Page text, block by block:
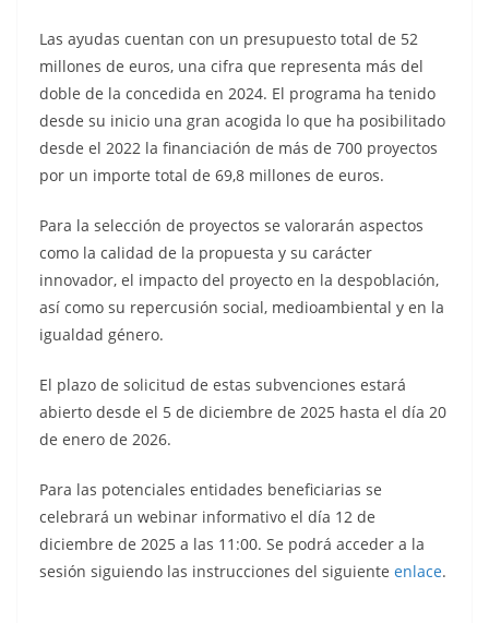
Las ayudas cuentan con un presupuesto total de 52
millones de euros, una cifra que representa más del
doble de la concedida en 2024. El programa ha tenido
desde su inicio una gran acogida lo que ha posibilitado
desde el 2022 la financiación de más de 700 proyectos
por un importe total de 69,8 millones de euros.
Para la selección de proyectos se valorarán aspectos
como la calidad de la propuesta y su carácter
innovador, el impacto del proyecto en la despoblación,
así como su repercusión social, medioambiental y en la
igualdad género.
El plazo de solicitud de estas subvenciones estará
abierto desde el 5 de diciembre de 2025 hasta el día 20
de enero de 2026.
Para las potenciales entidades beneficiarias se
celebrará un webinar informativo el día 12 de
diciembre de 2025 a las 11:00. Se podrá acceder a la
sesión siguiendo las instrucciones del siguiente enlace.